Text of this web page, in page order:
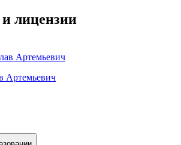
лицензии
Артемьевич